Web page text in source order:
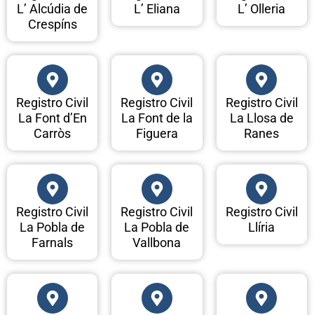
L’ Alcúdia de
Crespíns
L’ Eliana
L’ Olleria
Registro Civil
La Font d’En
Carròs
Registro Civil
La Font de la
Figuera
Registro Civil
La Llosa de
Ranes
Registro Civil
La Pobla de
Farnals
Registro Civil
La Pobla de
Vallbona
Registro Civil
Llíria